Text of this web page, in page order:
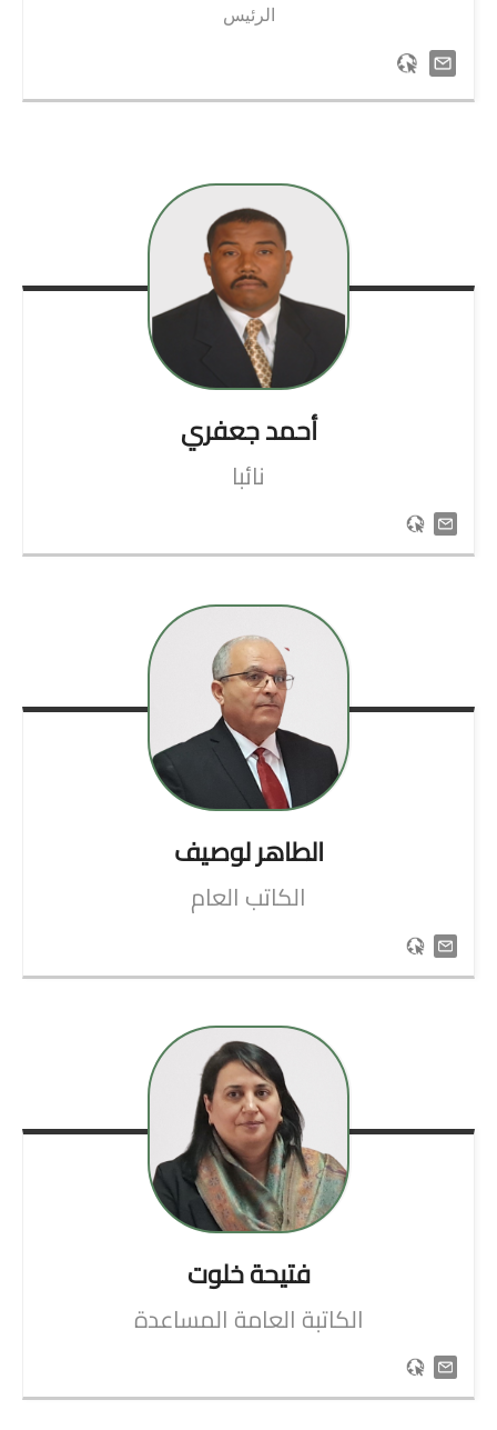
الرئيس
أحمدجعفري
نائبا
الطاهرلوصيف
الكاتب العام
فتيحةخلوت
الكاتبة العامة المساعدة